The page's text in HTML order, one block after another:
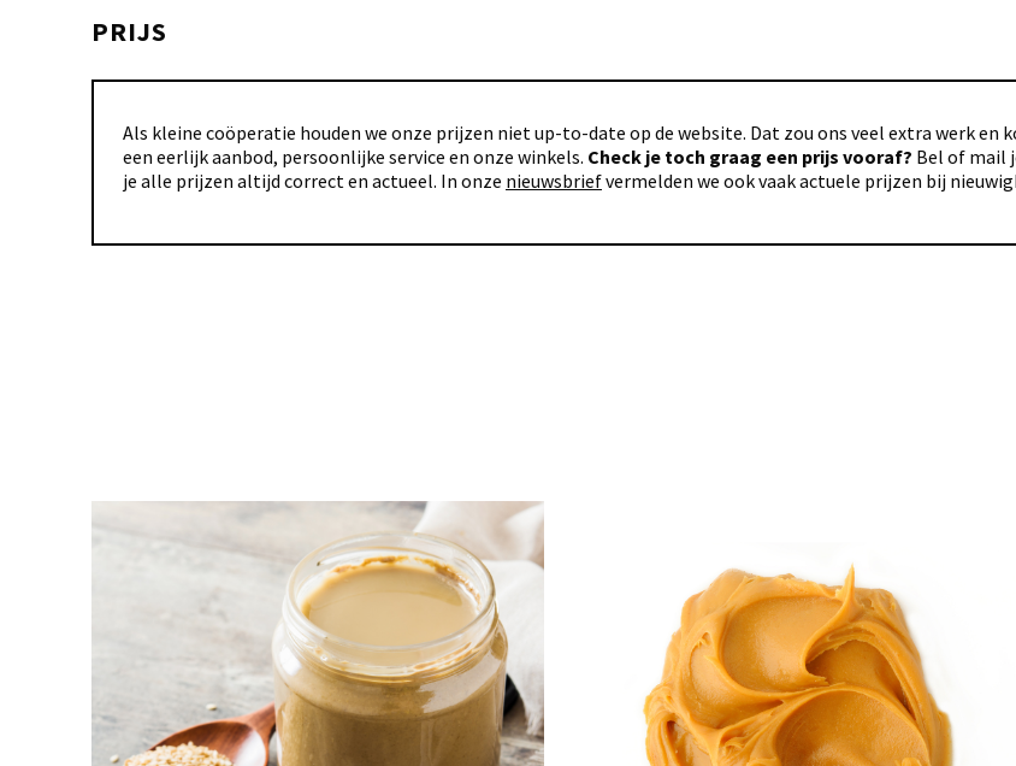
PRIJS
Als kleine coöperatie houden we onze prijzen niet up-to-date op de website. Dat zou ons veel extra werk en
een eerlijk aanbod, persoonlijke service en onze winkels. Check je toch graag een prijs vooraf? Bel of mail
je alle prijzen altijd correct en actueel. In onze nieuwsbriefvermelden we ook vaak actuele prijzen bij